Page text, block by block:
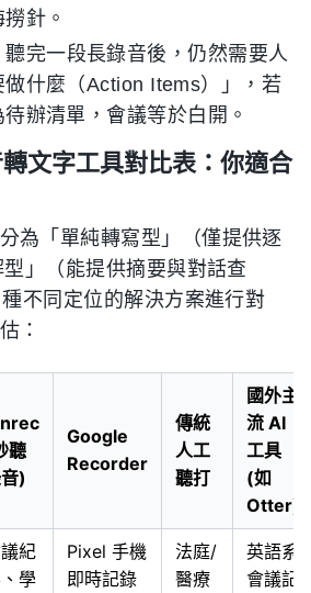
針。
聽完一段長錄音後，仍然需要人
做什麼（Action Items）」，若
辦清單，會議等於白開。
文字工具對比表：你適合
為「單純轉寫型」（僅提供逐
」（能提供摘要與對話查
不同定位的解決方案進行對
：
聽
)
Google
Recorder
傳統
人工
聽打
國外主
流 AI
工具
(如
Otter)
紀
學
Pixel 手機
即時記錄
法庭/
醫療
英語系
會議記